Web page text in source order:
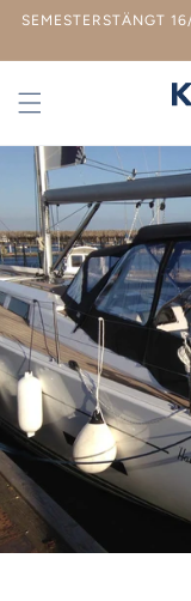
vidare
innehåll
SEMESTERSTÄNGT